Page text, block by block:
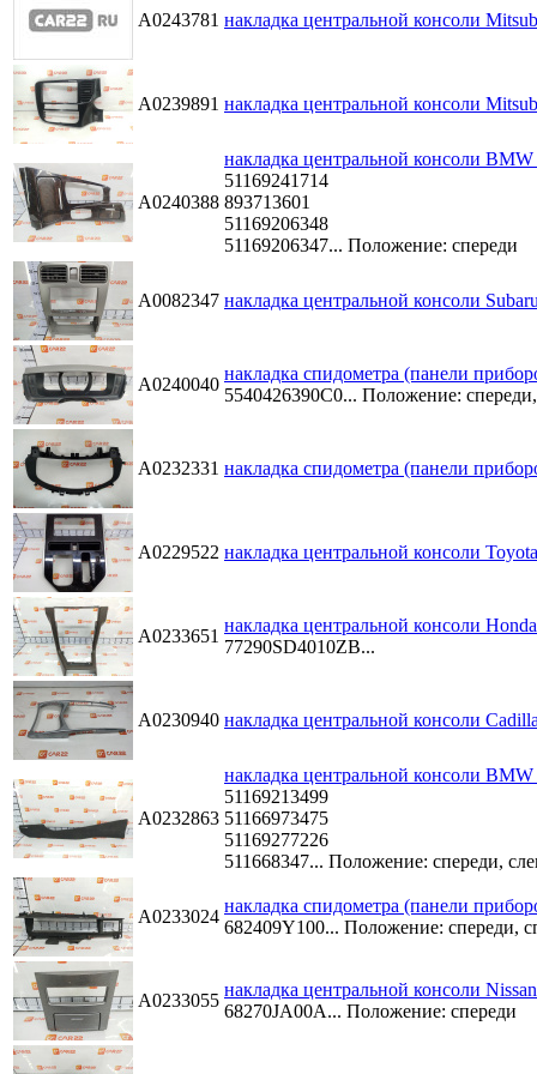
A0243781 накладка центральной консоли
A0239891 накладка центральной консоли
A0240388
накладка центральной консоли BMW
51169241714
893713601
51169206348
51169206347... Положение: спереди
A0082347 накладка центральной консоли
A0240040
накладка спидометра (панели
5540426390C0... Положение:
A0232331 накладка спидометра (панели
A0229522 накладка центральной консоли
A0233651
накладка центральной консоли
77290SD4010ZB...
A0230940 накладка центральной консоли
A0232863
накладка центральной консоли
51169213499
51166973475
51169277226
511668347... Положение: спереди,
A0233024
накладка спидометра (панели
682409Y100... Положение: спереди,
A0233055
накладка центральной консоли
68270JA00A... Положение: спереди